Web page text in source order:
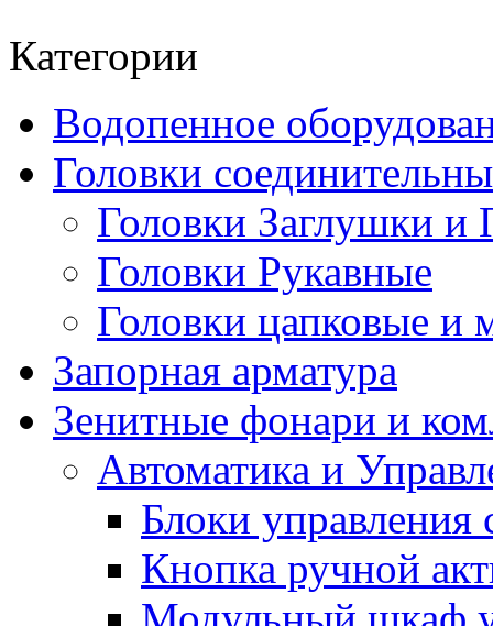
Категории
Водопенное
Головки
Головки Заглушки и
Головки Рукавные
Головки цапковые и
Запорная арматура
Зенитные фонари и
Автоматика и
Блоки
Кнопка ручной